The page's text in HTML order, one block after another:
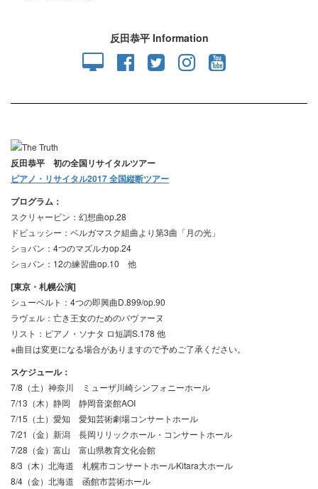
反田恭平 Information
反田恭平 初の全国リサイタルツアー
ピアノ・リサイタル2017 全国縦断ツアー
プログラム：
スクリャービン：幻想曲op.28
ドビュッシー：ベルガマスク組曲より第3曲「月の光」
ショパン：4つのマズルカop.24
ショパン：12の練習曲op.10 他
[東京・札幌公演]
シューベルト：4つの即興曲D.899/op.90
ラヴェル：亡き王女のためのバヴァーヌ
リスト：ピアノ・ソナタ ロ短調S.178 他
※曲目は変更になる場合がありますので予めご了承ください。
スケジュール：
7/8（土）神奈川 ミューザ川崎シンフォニーホール
7/13（木）静岡 静岡音楽館AOI
7/15（土）愛知 愛知芸術劇場コンサートホール
7/21（金）新潟 長岡リリックホール・コンサートホール
7/28（金）富山 富山県教育文化会館
8/3（木）北海道 札幌市コンサートホールKitara大ホール
8/4（金）北海道 函館市芸術ホール